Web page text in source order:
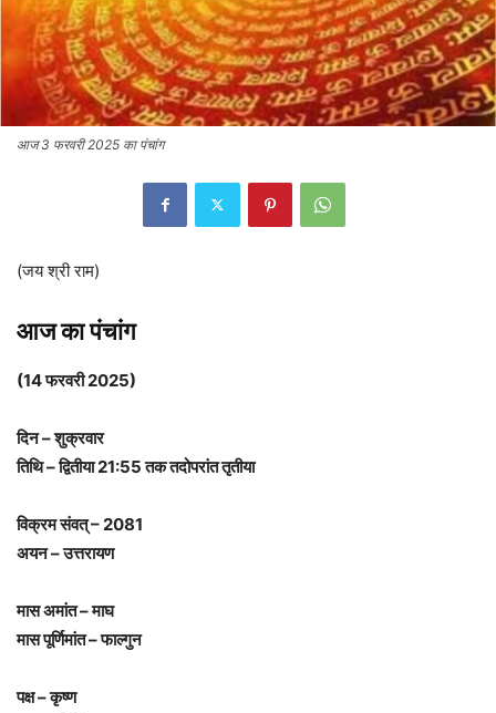
आज 3 फरवरी 2025 का पंचांग
(जय श्री राम)
आज का पंचांग
(14 फरवरी 2025)
दिन – शुक्रवार
तिथि – द्वितीया 21:55 तक तदोपरांत तृतीया
विक्रम संवत् – 2081
अयन – उत्तरायण
मास अमांत – माघ
मास पूर्णिमांत – फाल्गुन
पक्ष – कृष्ण